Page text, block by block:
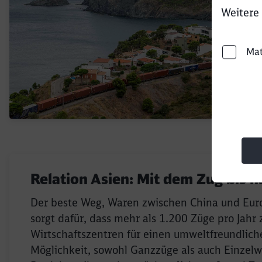
Relation Asien: Mit dem Zug bis
Der beste Weg, Waren zwischen China und
sorgt dafür, dass mehr als 1.200 Züge pro
Wirtschaftszentren für einen
Möglichkeit, sowohl Ganzzüge als auch